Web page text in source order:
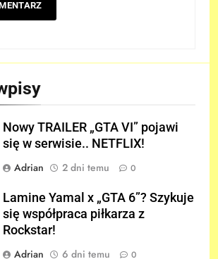
Nowy TRAILER „GTA VI” pojawi
się w serwisie.. NETFLIX!
Adrian
2 dni temu 0
Lamine Yamal x „GTA 6”? Szykuje
się współpraca piłkarza z
Rockstar!
Adrian
6 dni temu 0